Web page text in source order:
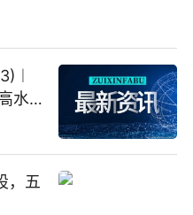
水
，五